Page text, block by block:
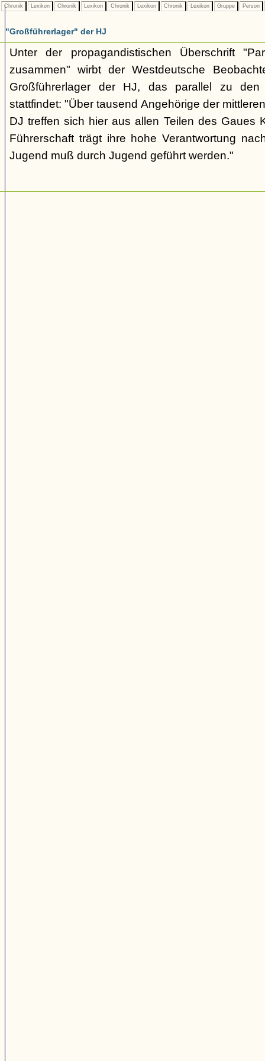
Chronik Lexikon Chronik Lexikon Chronik Lexikon Chronik Lexikon Gruppe Person
"Großführerlager" der HJ
Unter der propagandistischen Überschrift
zusammen" wirbt der Westdeutsche
Großführerlager der HJ, das parallel zu den
stattfindet: "Über tausend Angehörige der
DJ treffen sich hier aus allen Teilen des Gaues
Führerschaft trägt ihre hohe Verantwortung
Jugend muß durch Jugend geführt werden."